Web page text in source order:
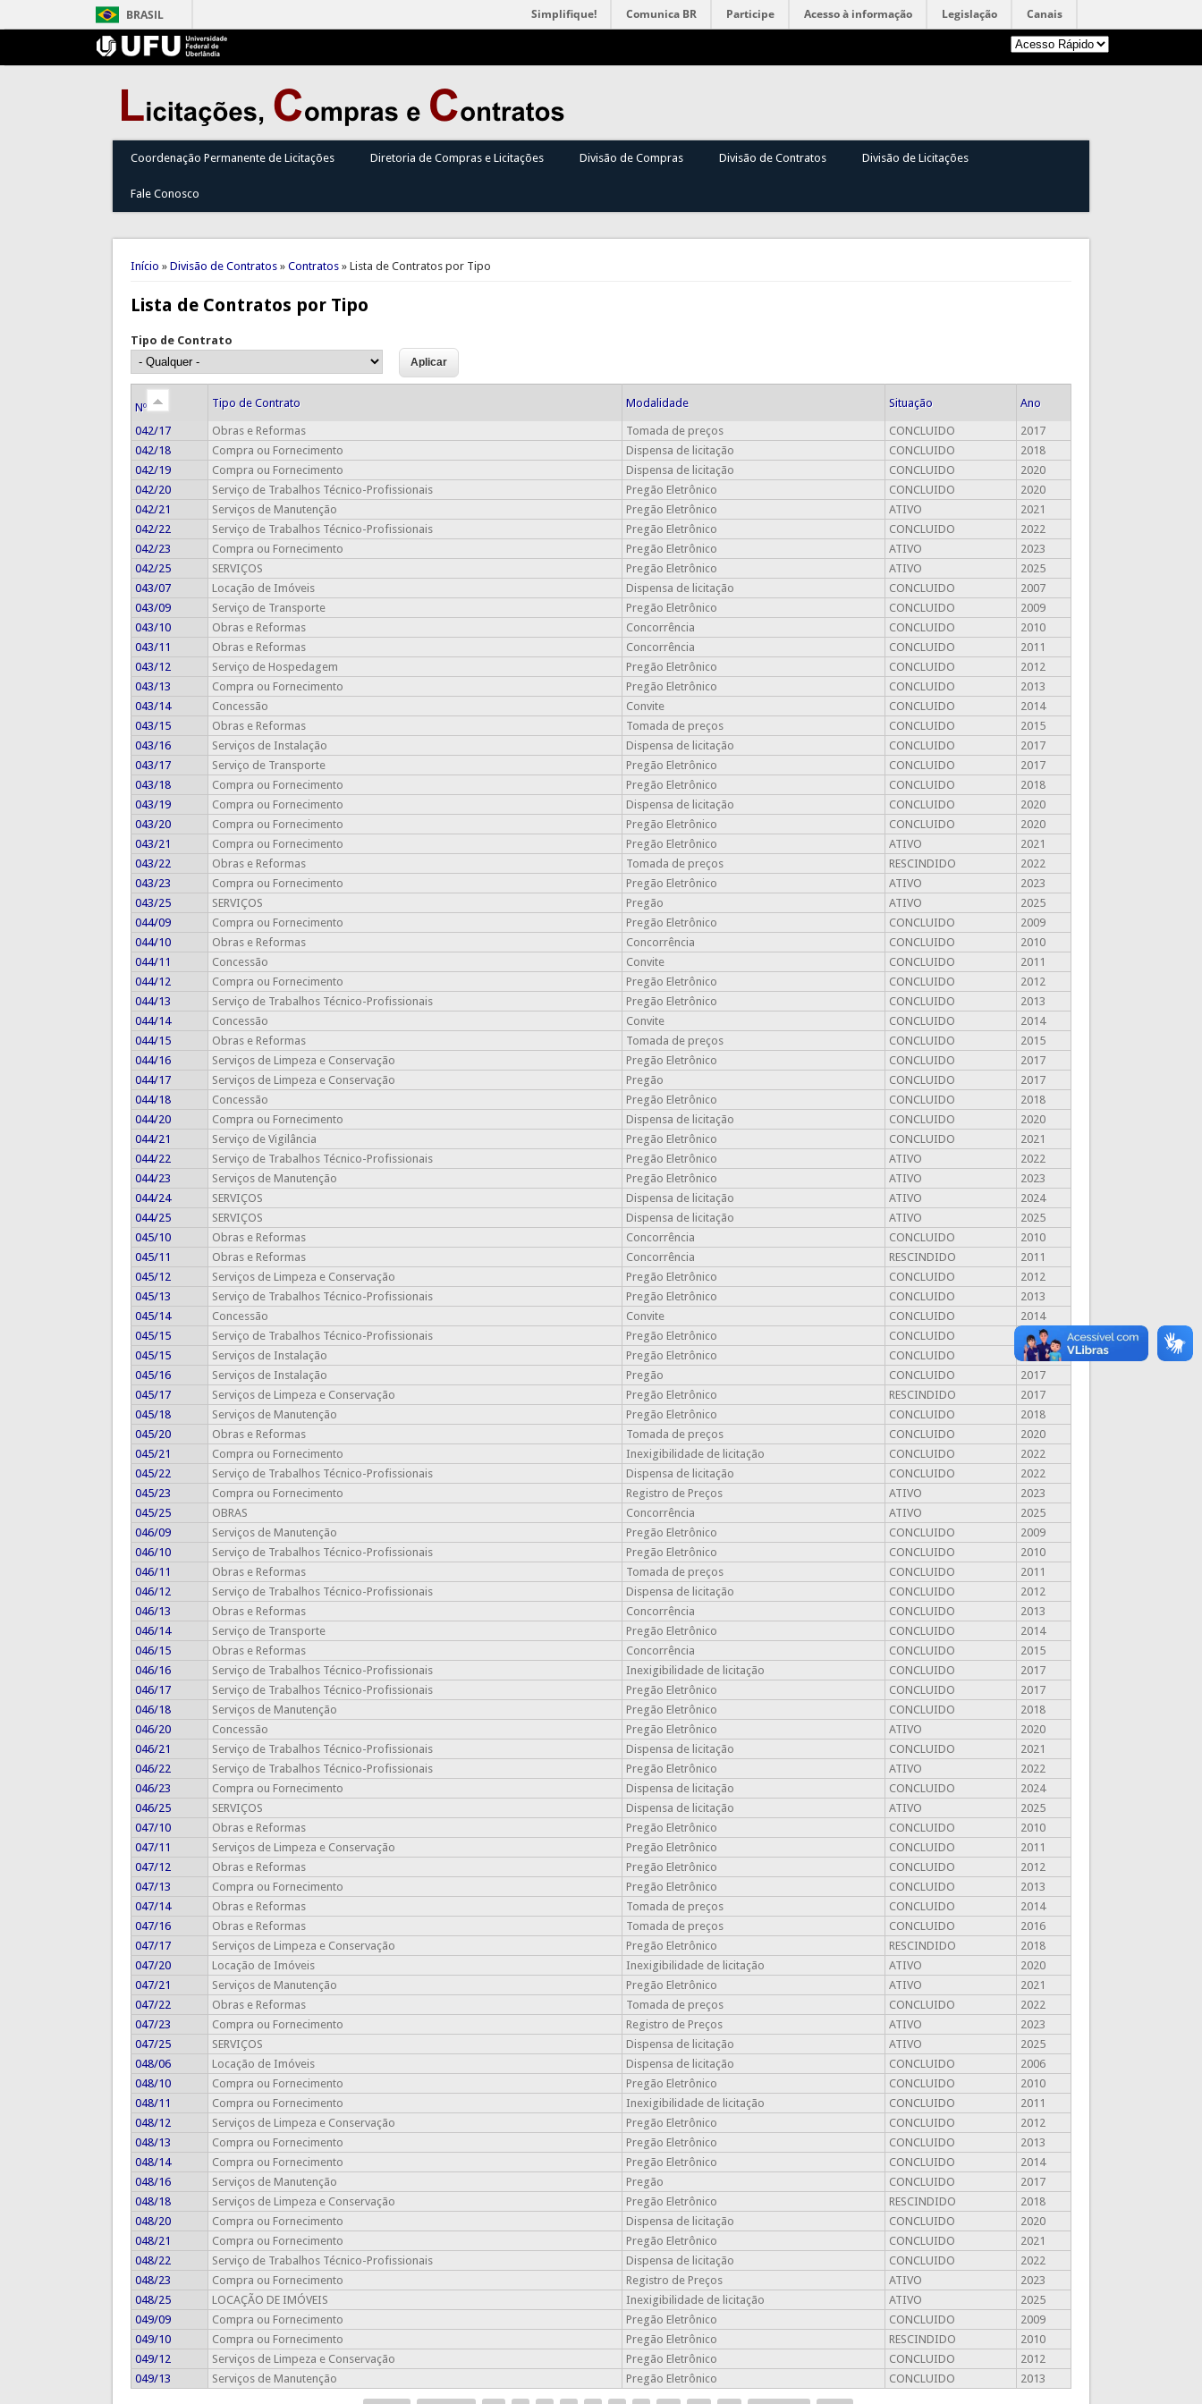
BRASIL Simplifique! Comunica BR Participe Acesso à informação Legislação Canais
Coordenação Permanente de Licitações Diretoria de Compras e Licitações Divisão de Compras Divisão de Contratos Divisão de Licitações
Fale Conosco
Você está aqui
Início » Divisão de Contratos» Contratos» Lista de Contratos por Tipo
Lista de Contratos por Tipo
Tipo de Contrato
Nº Tipo de Contrato Modalidade Situação Ano
042/17 Obras e Reformas Tomada de preços CONCLUIDO
2017
042/18
Compra ou Fornecimento Dispensa de licitação CONCLUIDO
2018
042/19
Compra ou Fornecimento Dispensa de licitação CONCLUIDO
2020
042/20
Serviço de Trabalhos Técnico-Profissionais Pregão Eletrônico CONCLUIDO
2020
042/21
Serviços de Manutenção Pregão Eletrônico ATIVO
2021
042/22
Serviço de Trabalhos Técnico-Profissionais Pregão Eletrônico CONCLUIDO
2022
042/23
Compra ou Fornecimento Pregão Eletrônico ATIVO
2023
042/25
SERVIÇOS Pregão Eletrônico ATIVO
2025
043/07
Locação de Imóveis Dispensa de licitação CONCLUIDO
2007
043/09
Serviço de Transporte Pregão Eletrônico CONCLUIDO
2009
043/10
Obras e Reformas Concorrência CONCLUIDO
2010
043/11
Obras e Reformas Concorrência CONCLUIDO
2011
043/12
Serviço de Hospedagem Pregão Eletrônico CONCLUIDO
2012
043/13
Compra ou Fornecimento Pregão Eletrônico CONCLUIDO
2013
043/14
Concessão Convite CONCLUIDO
2014
043/15
Obras e Reformas Tomada de preços CONCLUIDO
2015
043/16
Serviços de Instalação Dispensa de licitação CONCLUIDO
2017
043/17
Serviço de Transporte Pregão Eletrônico CONCLUIDO
2017
043/18
Compra ou Fornecimento Pregão Eletrônico CONCLUIDO
2018
043/19
Compra ou Fornecimento Dispensa de licitação CONCLUIDO
2020
043/20
Compra ou Fornecimento Pregão Eletrônico CONCLUIDO
2020
043/21
Compra ou Fornecimento Pregão Eletrônico ATIVO
2021
043/22
Obras e Reformas Tomada de preços RESCINDIDO
2022
043/23
Compra ou Fornecimento Pregão Eletrônico ATIVO
2023
043/25
SERVIÇOS Pregão ATIVO
2025
044/09
Compra ou Fornecimento Pregão Eletrônico CONCLUIDO
2009
044/10
Obras e Reformas Concorrência CONCLUIDO
2010
044/11
Concessão Convite CONCLUIDO
2011
044/12
Compra ou Fornecimento Pregão Eletrônico CONCLUIDO
2012
044/13
Serviço de Trabalhos Técnico-Profissionais Pregão Eletrônico CONCLUIDO
2013
044/14
Concessão Convite CONCLUIDO
2014
044/15
Obras e Reformas Tomada de preços CONCLUIDO
2015
044/16
Serviços de Limpeza e Conservação Pregão Eletrônico CONCLUIDO
2017
044/17
Serviços de Limpeza e Conservação Pregão CONCLUIDO
2017
044/18
Concessão Pregão Eletrônico CONCLUIDO
2018
044/20
Compra ou Fornecimento Dispensa de licitação CONCLUIDO
2020
044/21
Serviço de Vigilância Pregão Eletrônico CONCLUIDO
2021
044/22
Serviço de Trabalhos Técnico-Profissionais Pregão Eletrônico ATIVO
2022
044/23
Serviços de Manutenção Pregão Eletrônico ATIVO
2023
044/24
SERVIÇOS Dispensa de licitação ATIVO
2024
044/25
SERVIÇOS Dispensa de licitação ATIVO
2025
045/10
Obras e Reformas Concorrência CONCLUIDO
2010
045/11
Obras e Reformas Concorrência RESCINDIDO
2011
045/12
Serviços de Limpeza e Conservação Pregão Eletrônico CONCLUIDO
2012
045/13
Serviço de Trabalhos Técnico-Profissionais Pregão Eletrônico CONCLUIDO
2013
045/14
Concessão Convite CONCLUIDO
2014
045/15
Serviço de Trabalhos Técnico-Profissionais Pregão Eletrônico CONCLUIDO
2015
045/15
Serviços de Instalação Pregão Eletrônico CONCLUIDO
2015
045/16
Serviços de Instalação Pregão CONCLUIDO
2017
045/17
Serviços de Limpeza e Conservação Pregão Eletrônico RESCINDIDO
2017
045/18
Serviços de Manutenção Pregão Eletrônico CONCLUIDO
2018
045/20
Obras e Reformas Tomada de preços CONCLUIDO
2020
045/21
Compra ou Fornecimento Inexigibilidade de licitação CONCLUIDO
2022
045/22
Serviço de Trabalhos Técnico-Profissionais Dispensa de licitação CONCLUIDO
2022
045/23
Compra ou Fornecimento Registro de Preços ATIVO
2023
045/25
OBRAS Concorrência ATIVO
2025
046/09
Serviços de Manutenção Pregão Eletrônico CONCLUIDO
2009
046/10
Serviço de Trabalhos Técnico-Profissionais Pregão Eletrônico CONCLUIDO
2010
046/11
Obras e Reformas Tomada de preços CONCLUIDO
2011
046/12
Serviço de Trabalhos Técnico-Profissionais Dispensa de licitação CONCLUIDO
2012
046/13
Obras e Reformas Concorrência CONCLUIDO
2013
046/14
Serviço de Transporte Pregão Eletrônico CONCLUIDO
2014
046/15
Obras e Reformas Concorrência CONCLUIDO
2015
046/16
Serviço de Trabalhos Técnico-Profissionais Inexigibilidade de licitação CONCLUIDO
2017
046/17
Serviço de Trabalhos Técnico-Profissionais Pregão Eletrônico CONCLUIDO
2017
046/18
Serviços de Manutenção Pregão Eletrônico CONCLUIDO
2018
046/20
Concessão Pregão Eletrônico ATIVO
2020
046/21
Serviço de Trabalhos Técnico-Profissionais Dispensa de licitação CONCLUIDO
2021
046/22
Serviço de Trabalhos Técnico-Profissionais Pregão Eletrônico ATIVO
2022
046/23
Compra ou Fornecimento Dispensa de licitação CONCLUIDO
2024
046/25
SERVIÇOS Dispensa de licitação ATIVO
2025
047/10
Obras e Reformas Pregão Eletrônico CONCLUIDO
2010
047/11
Serviços de Limpeza e Conservação Pregão Eletrônico CONCLUIDO
2011
047/12
Obras e Reformas Pregão Eletrônico CONCLUIDO
2012
047/13
Compra ou Fornecimento Pregão Eletrônico CONCLUIDO
2013
047/14
Obras e Reformas Tomada de preços CONCLUIDO
2014
047/16
Obras e Reformas Tomada de preços CONCLUIDO
2016
047/17
Serviços de Limpeza e Conservação Pregão Eletrônico RESCINDIDO
2018
047/20
Locação de Imóveis Inexigibilidade de licitação ATIVO
2020
047/21
Serviços de Manutenção Pregão Eletrônico ATIVO
2021
047/22
Obras e Reformas Tomada de preços CONCLUIDO
2022
047/23
Compra ou Fornecimento Registro de Preços ATIVO
2023
047/25
SERVIÇOS Dispensa de licitação ATIVO
2025
048/06
Locação de Imóveis Dispensa de licitação CONCLUIDO
2006
048/10
Compra ou Fornecimento Pregão Eletrônico CONCLUIDO
2010
048/11
Compra ou Fornecimento Inexigibilidade de licitação CONCLUIDO
2011
048/12
Serviços de Limpeza e Conservação Pregão Eletrônico CONCLUIDO
2012
048/13
Compra ou Fornecimento Pregão Eletrônico CONCLUIDO
2013
048/14
Compra ou Fornecimento Pregão Eletrônico CONCLUIDO
2014
048/16
Serviços de Manutenção Pregão CONCLUIDO
2017
048/18
Serviços de Limpeza e Conservação Pregão Eletrônico RESCINDIDO
2018
048/20
Compra ou Fornecimento Dispensa de licitação CONCLUIDO
2020
048/21
Compra ou Fornecimento Pregão Eletrônico CONCLUIDO
2021
048/22
Serviço de Trabalhos Técnico-Profissionais Dispensa de licitação CONCLUIDO
2022
048/23
Compra ou Fornecimento Registro de Preços ATIVO
2023
048/25
LOCAÇÃO DE IMÓVEIS Inexigibilidade de licitação ATIVO
2025
049/09
Compra ou Fornecimento Pregão Eletrônico CONCLUIDO
2009
049/10
Compra ou Fornecimento Pregão Eletrônico RESCINDIDO
2010
049/12
Serviços de Limpeza e Conservação Pregão Eletrônico CONCLUIDO
2012
049/13
Serviços de Manutenção Pregão Eletrônico CONCLUIDO 2013